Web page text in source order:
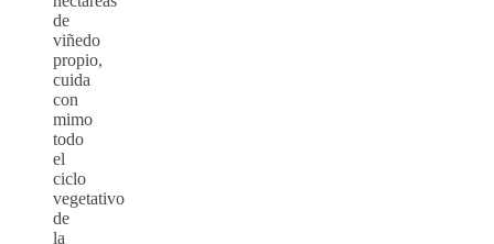
de
viñedo
propio,
cuida
con
mimo
todo
el
ciclo
vegetativo
de
la